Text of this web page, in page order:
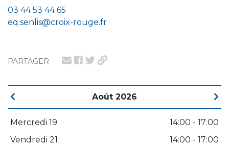
PARTAGER
Août 2026
Mercredi 19
14:00 - 17:00
Vendredi 21
14:00 - 17:00
03 44 53 44 65
eq.senlis@croix-rouge.fr